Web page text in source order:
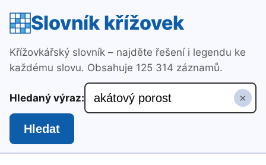
Slovník křížovek
Křížovkářský slovník – najděte řešení i legendu ke
každému slovu. Obsahuje 125 314 záznamů.
Hledaný výraz: ×
Hledat